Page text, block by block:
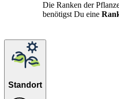
Die Ranken der
benötigst Du eine
Standort